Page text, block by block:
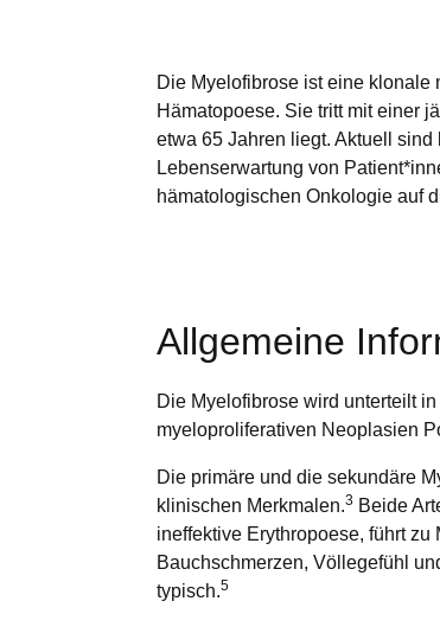
Die Myelofibrose ist eine klonale
Hämatopoese. Sie tritt mit einer
etwa 65 Jahren liegt. Aktuell
Lebenserwartung von
hämatologischen Onkologie auf
Allgemeine
Die Myelofibrose wird unterteilt
myeloproliferativen Neoplasien
Die primäre und die sekundäre
klinischen Merkmalen.3 Beide
ineffektive Erythropoese, führt
Bauchschmerzen, Völlegefühl
typisch.5